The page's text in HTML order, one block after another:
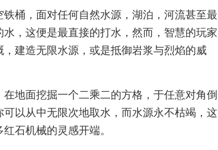
桶，面对任何自然水源，湖泊，河流甚至最
，这便是最直接的打水，然而，智慧的玩家
建造无限水源，或是抵御岩浆与烈焰的威
地面挖掘一个二乘二的方格，于任意对角倒
以从中无限次地取水，而水源永不枯竭，这
石机械的灵感开端。